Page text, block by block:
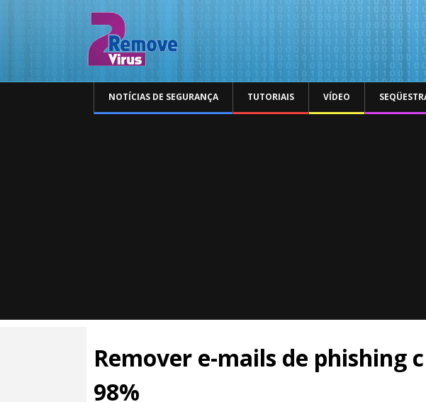
NOTÍCIAS DE SEGURANÇA TUTORIAIS VÍDEO
Remover e-mails de phishing
98%